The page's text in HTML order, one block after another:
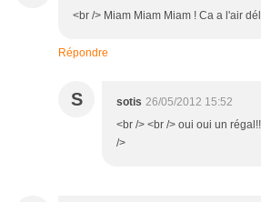
<br /> Miam Miam Miam ! Ca a l'air
Répondre
S sotis 26/05/2012 15:52
<br /> <br /> oui oui un
/>